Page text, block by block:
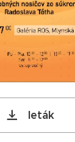
leták